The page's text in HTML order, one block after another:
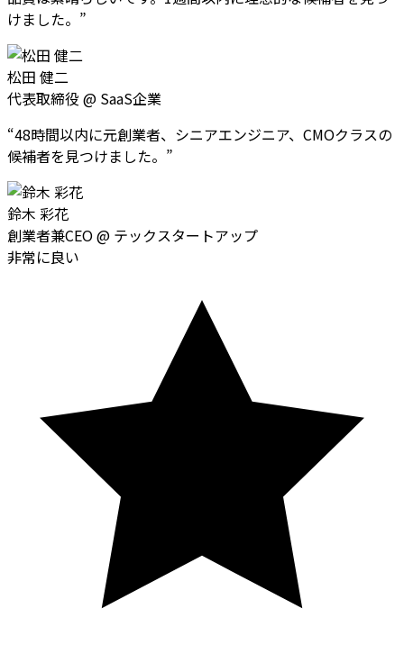
けました。 ”
松田 健二
代表取締役 @ SaaS企業
“48時間以内に元創業者、シニアエンジニア、CMOクラスの
候補者を見つけました。 ”
鈴木 彩花
創業者兼CEO@ テックスタートアップ
非常に良い